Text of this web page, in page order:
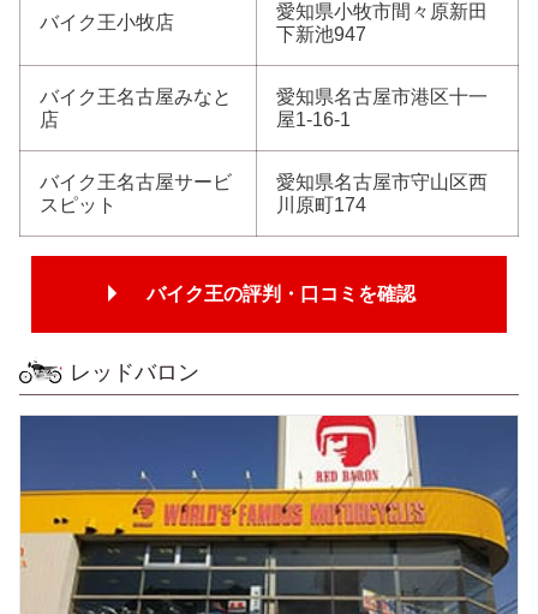
バイク王小牧店
愛知県小牧市間々原新田
下新池947
バイク王名古屋みなと
店
愛知県名古屋市港区十一
屋1-16-1
バイク王名古屋サービ
スピット
愛知県名古屋市守山区西
川原町174
バイク王の評判・口コミを確認
レッドバロン